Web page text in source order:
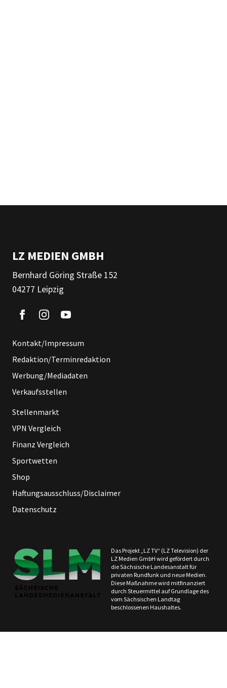
LZ MEDIEN GMBH
Bernhard Göring Straße 152
04277 Leipzig
Kontakt/Impressum
Redaktion/Terminredaktion
Werbung/Mediadaten
Verkaufsstellen
Stellenmarkt
VPN Vergleich
Finanz Vergleich
Sportwetten
Shop
Haftungsausschluss/Disclaimer
Datenschutz
Das Projekt „LZ TV“ (LZ Television) der
LZ Medien GmbH wird gefördert durch
die Sächsische Landesanstalt für
privaten Rundfunk und neue Medien.
Diese Maßnahme wird mitfinanziert
durch Steuermittel auf Grundlage des
vom Sächsischen Landtag
beschlossenen Haushaltes.